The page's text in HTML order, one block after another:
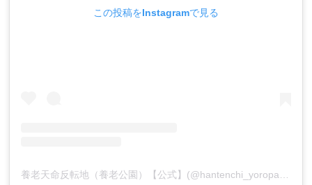
この投稿をInstagramで見る